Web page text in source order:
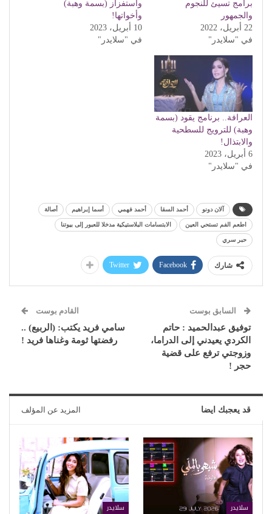
برامج تسيئ للنجوم
والجمهور
22 أبريل، 2022
في "سلايدر"
واستفزاز (بسمة وهبة)
وأخواتها!
10 أبريل، 2023
في "سلايدر"
العرافة.. برنامج يقود (بسمة
وهبة) للترويج للسطحية
والابتذال!
6 أبريل، 2023
في "سلايدر"
آلان دونو أحمد السقا أحمد فهمي أسما إبراهيم أصالة
اطعم الفم تستحي العين الابتسامات البلاستيكية مدخلا للعبور إلى بيوتنا
حبر سري
شارك Facebook
Twitter
السابق بوست
توفيق عبدالحميد : حاتم
الكردي يعيدني إلى الدراما،
وزوجتي ترفع على قضية
حجر !
القادم بوست
سامي فريد يكتب: (الربيع) ..
رفضتها ثومة وغناها فريد !
قد يعجبك ايضا المزيد عن المؤلف
سلايدر سلايدر